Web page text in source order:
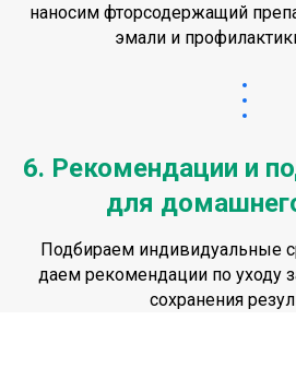
наносим фторсодержащий
эмали и
6. Рекомендации и
для
Подбираем индивидуальные
даем рекомендации по уходу
сохранения